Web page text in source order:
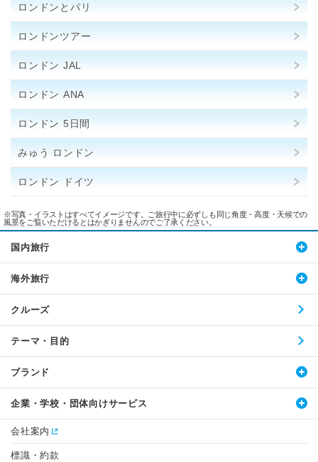
ロンドンとパリ
ロンドンツアー
ロンドン JAL
ロンドン ANA
ロンドン 5日間
みゅう ロンドン
ロンドン ドイツ
※写真・イラストはすべてイメージです。ご旅行中に必ずしも同じ角度・高度・天候での
風景をご覧いただけるとはかぎりませんのでご了承ください。
国内旅行
海外旅行
クルーズ
テーマ・目的
ブランド
企業・学校・団体向けサービス
会社案内
標識・約款